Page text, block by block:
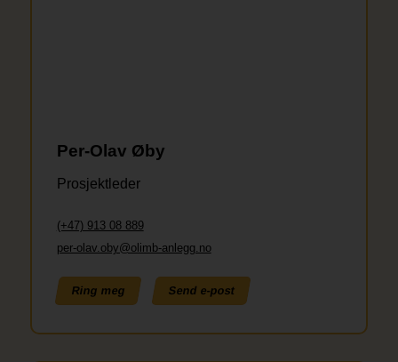
Per-Olav Øby
Prosjektleder
(+47) 913 08 889
per-olav.oby@olimb-anlegg.no
Ring meg Send e-post